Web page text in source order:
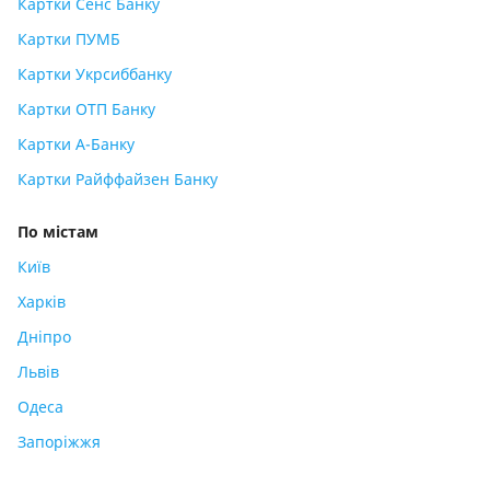
Картки ПУМБ
Картки Укрсиббанку
Картки ОТП Банку
Картки А-Банку
Картки Райффайзен Банку
По містам
Київ
Харків
Дніпро
Львів
Одеса
Запоріжжя